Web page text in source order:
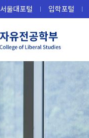
서울대포털 입학포털